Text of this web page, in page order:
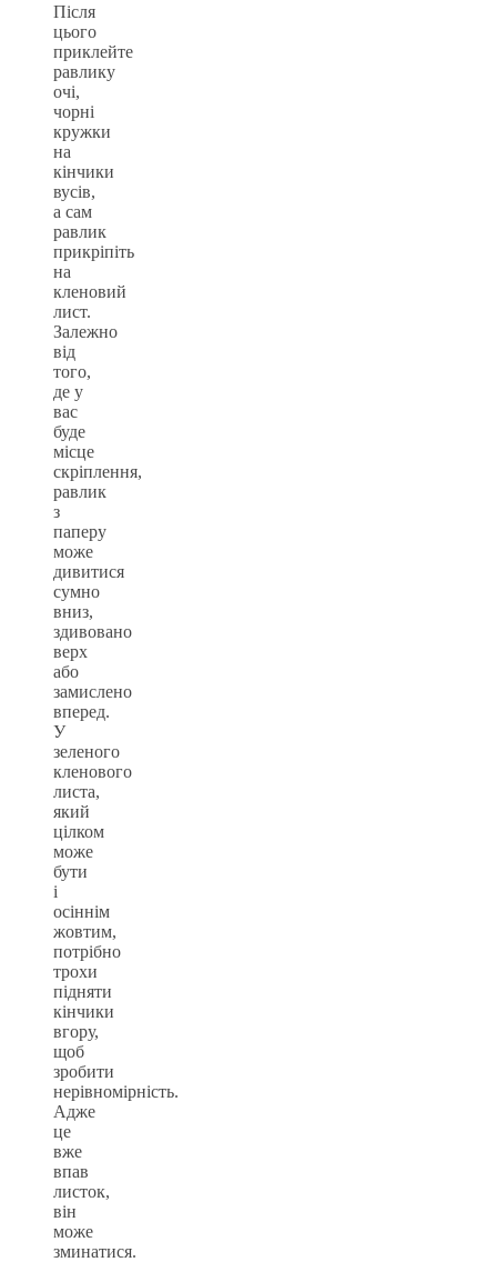
Після
цього
приклейте
равлику
очі,
чорні
кружки
на
кінчики
вусів,
а сам
равлик
прикріпіть
на
кленовий
лист.
Залежно
від
того,
де у
вас
буде
місце
скріплення,
равлик
з
паперу
може
дивитися
сумно
вниз,
здивовано
верх
або
замислено
вперед.
У
зеленого
кленового
листа,
який
цілком
може
бути
і
осіннім
жовтим,
потрібно
трохи
підняти
кінчики
вгору,
щоб
зробити
нерівномірність.
Адже
це
вже
впав
листок,
він
може
зминатися.